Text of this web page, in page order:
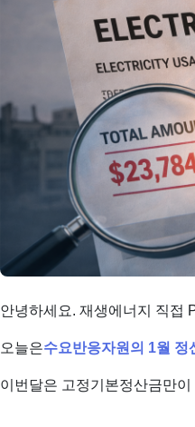
안녕하세요. 재생에너지 직접
오늘은수요반응자원의 1월 정
이번달은 고정기본정산금만